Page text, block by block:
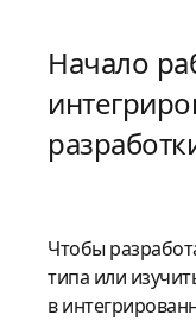
Начало
Чтобы
типа или
в